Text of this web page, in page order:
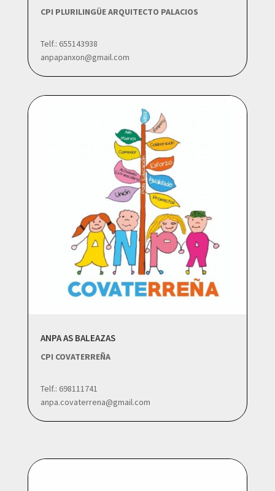
CPI PLURILINGÜE ARQUITECTO PALACIOS
Telf.: 655143938
anpapanxon@gmail.com
ANPA AS BALEAZAS
CPI COVATERREÑA
Telf.: 698111741
anpa.covaterrena@gmail.com